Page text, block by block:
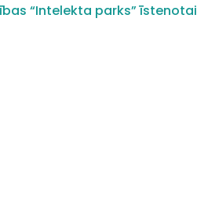
“Intelekta parks”